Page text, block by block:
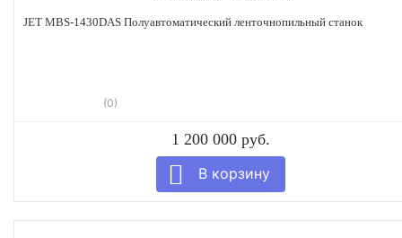
JET MBS-1430DAS Полуавтоматический ленточнопильный станок
(0)
1 200 000 руб.